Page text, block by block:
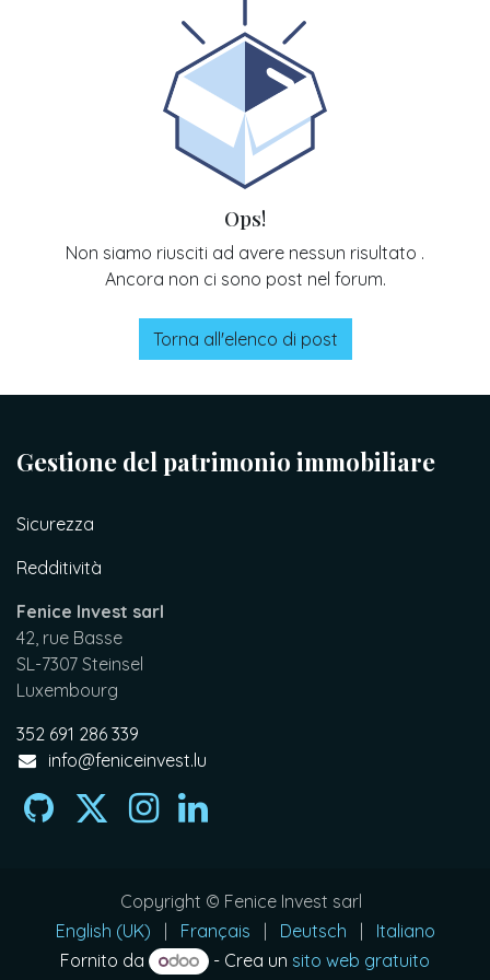
Ops!
Non siamo riusciti ad avere nessun risultato .
Ancora non ci sono post nel forum.
Torna all'elenco di post
Gestione del patrimonio immobiliare
Sicurezza
Redditività
Fenice Invest sarl
42, rue Basse
SL-7307 Steinsel
Luxembourg
352 691 286 339
info@feniceinvest.lu
Copyright © Fenice Invest sarl
English (UK)
| Français | Deutsch |
Italiano
Fornito da
- Crea un sito web gratuito